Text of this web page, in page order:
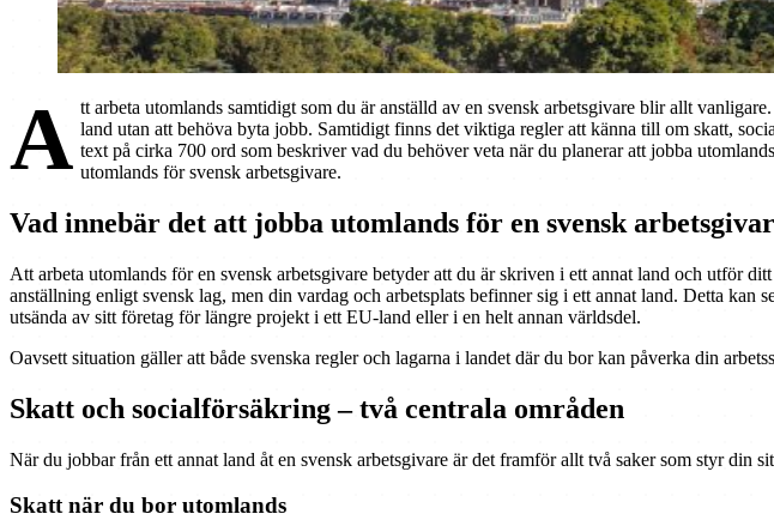
A tt arbeta utomlands samtidigt som du är anställd av en svensk arbetsgivare blir allt
land utan att behöva byta jobb. Samtidigt finns det viktiga regler att känna till om skatt,
text på cirka 700 ord som beskriver vad du behöver veta när du planerar att jobba
utomlands för svensk arbetsgivare.
Vad innebär det att jobba utomlands för en svensk
Att arbeta utomlands för en svensk arbetsgivare betyder att du är skriven i ett annat land och utför
anställning enligt svensk lag, men din vardag och arbetsplats befinner sig i ett annat land. Detta
utsända av sitt företag för längre projekt i ett EU-land eller i en helt annan världsdel.
Oavsett situation gäller att både svenska regler och lagarna i landet där du bor kan påverka din
Skatt och socialförsäkring – två centrala områden
När du jobbar från ett annat land åt en svensk arbetsgivare är det framför allt två saker som styr din
Skatt när du bor utomlands